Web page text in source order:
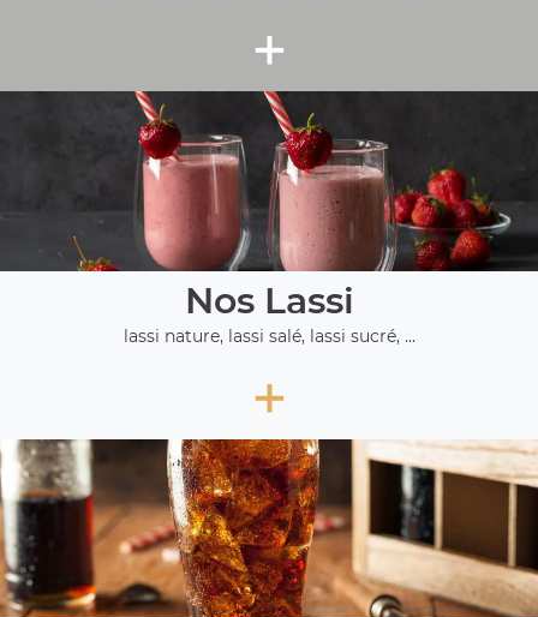
+
Nos Lassi
lassi nature, lassi salé, lassi sucré, ...
+